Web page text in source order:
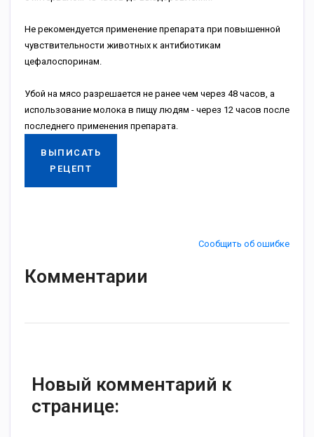
Не рекомендуется применение препарата при повышенной
чувствительности животных к антибиотикам
цефалоспоринам.
Убой на мясо разрешается не ранее чем через 48 часов, а
использование молока в пищу людям - через 12 часов после
последнего применения препарата.
ВЫПИСАТЬ
РЕЦЕПТ
Сообщить об ошибке
Комментарии
Новый комментарий к
странице: